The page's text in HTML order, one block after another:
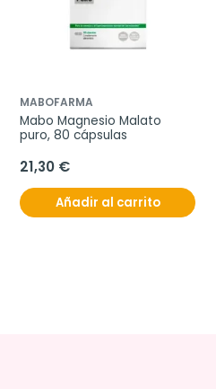
MABOFARMA
Mabo Magnesio Malato
puro, 80 cápsulas
21,30 €
Añadir al carrito